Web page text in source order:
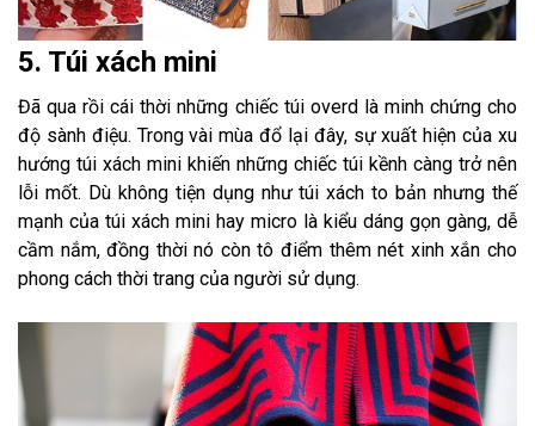
5. Túi xách mini
Đã qua rồi cái thời những chiếc túi overd là minh chứng cho
độ sành điệu. Trong vài mùa đổ lại đây, sự xuất hiện của xu
hướng túi xách mini khiến những chiếc túi kềnh càng trở nên
lỗi mốt. Dù không tiện dụng như túi xách to bản nhưng thế
mạnh của túi xách mini hay micro là kiểu dáng gọn gàng, dễ
cầm nắm, đồng thời nó còn tô điểm thêm nét xinh xắn cho
phong cách thời trang của người sử dụng.